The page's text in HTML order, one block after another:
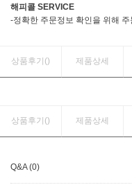
해피콜 SERVICE
-정확한 주문정보 확인을 위해
상품후기() 제품상세
상품후기() 제품상세
Q&A (0)